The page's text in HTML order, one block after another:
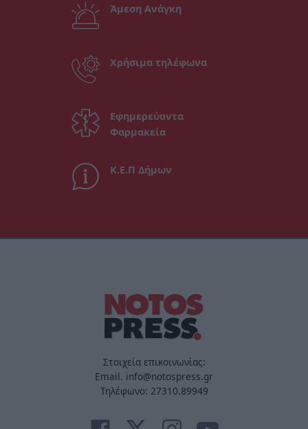
Άμεση Ανάγκη
Χρήσιμα τηλέφωνα
Εφημερεύοντα
Φαρμακεία
Κ.Ε.Π Δήμων
Στοιχεία επικοινωνίας:
Email. info@notospress.gr
Τηλέφωνο: 27310.89949